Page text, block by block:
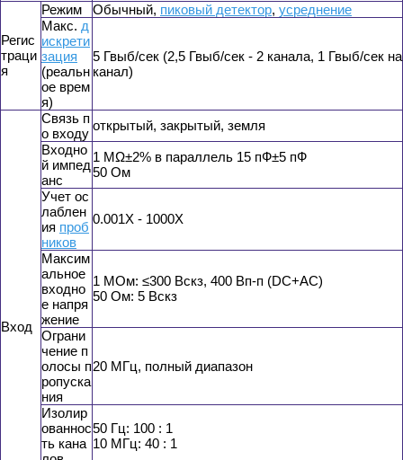
Регис
траци
я
Режим Обычный, пиковый детектор, усреднение
Макс. д
искрети
зация
(реальн
ое врем
я)
5 Гвыб/сек (2,5 Гвыб/сек - 2 канала, 1 Гвыб/сек на
канал)
Вход
Связь п
о входу
открытый, закрытый, земля
Входно
й импед
анс
1 MΩ±2% в параллель 15 пФ±5 пФ
50 Ом
Учет ос
лаблен
ия проб
ников
0.001X - 1000X
Максим
альное
входно
е напря
жение
1 MОм: ≤300 Вскз, 400 Вп-п (DC+AC)
50 Ом: 5 Вскз
Ограни
чение п
олосы п
ропуска
ния
20 МГц, полный диапазон
Изолир
ованнос
ть кана
50 Гц: 100 : 1
10 МГц: 40 : 1